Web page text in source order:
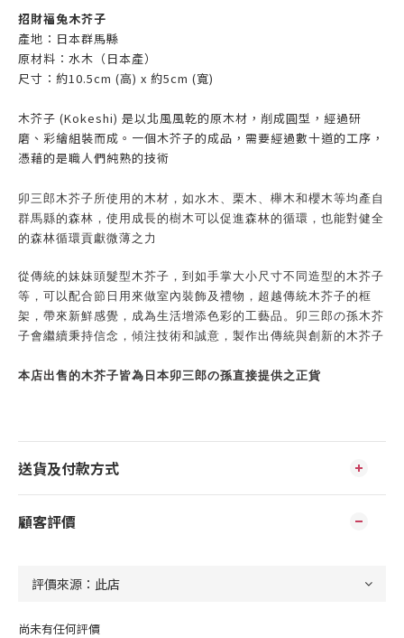
招財福兔木芥子
產地：日本群馬縣
原材料：水木（日本產）
尺寸： 約10.5cm (高) x 約5cm (寬)
木芥子 (Kokeshi) 是以北風風乾的原木材，削成圓型，經過研
磨、彩繪組裝而成。一個木芥子的成品，需要經過數十道的工序，
憑藉的是職人們純熟的技術
卯三郎木芥子所使用的木材，如水木、栗木、櫸木和櫻木等均產自
群馬縣的森林，使用成長的樹木可以促進森林的循環，也能對健全
的森林循環貢獻微薄之力
從傳統的妹妹頭髮型木芥子，到如手掌大小尺寸不同造型的木芥子
等，可以配合節日用來做室內裝飾及禮物，超越傳統木芥子的框
架，帶來新鮮感覺，成為生活增添色彩的工藝品。卯三郎の孫木芥
子會繼續秉持信念，傾注技術和誠意，製作出傳統與創新的木芥子
本店出售的木芥子皆為日本卯三郎の孫直接提供之正貨
送貨及付款方式
顧客評價
尚未有任何評價